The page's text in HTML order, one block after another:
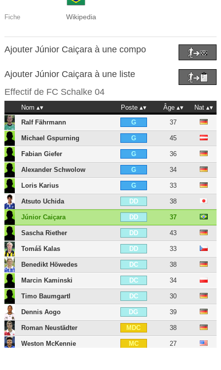
Fiche Wikipedia
Ajouter Júnior Caiçara à une compo
Ajouter Júnior Caiçara à une liste
Effectif de FC Schalke 04
Nom Poste Âge
Nat
Ralf Fährmann
G 37
Michael Gspurning G 45
Fabian Giefer G 36
Alexander Schwolow G 34
Loris Karius G 33
Atsuto Uchida DD 38
Júnior Caiçara DD 37
Sascha Riether DD 43
Tomáš Kalas DD 33
Benedikt Höwedes DC 38
Marcin Kaminski DC 34
Timo Baumgartl DC 30
Dennis Aogo DG 39
Roman Neustädter MDC 38
Weston McKennie MC 27